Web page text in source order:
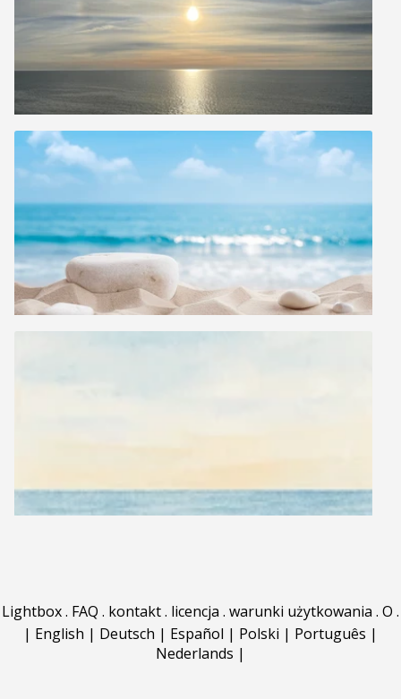
Lightbox. FAQ . kontakt. licencja . warunki użytkowania . O .
| English | Deutsch | Español | Polski | Português |
Nederlands |